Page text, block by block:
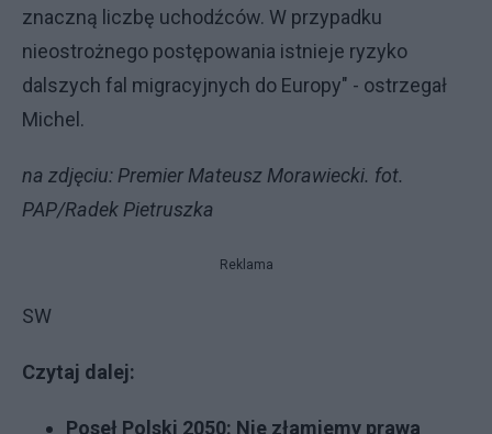
znaczną liczbę uchodźców. W przypadku
nieostrożnego postępowania istnieje ryzyko
dalszych fal migracyjnych do Europy" - ostrzegał
Michel.
na zdjęciu: Premier Mateusz Morawiecki. fot.
PAP/Radek Pietruszka
Reklama
SW
Czytaj dalej:
Poseł Polski 2050: Nie złamiemy prawa